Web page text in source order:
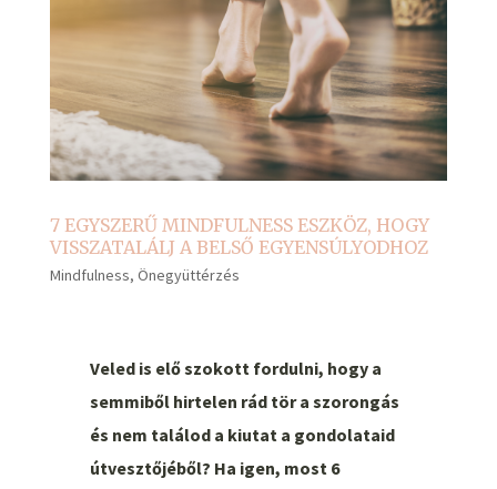
7 EGYSZERŰ MINDFULNESS ESZKÖZ, HOGY
VISSZATALÁLJ A BELSŐ EGYENSÚLYODHOZ
Mindfulness, Önegyüttérzés
Veled is elő szokott fordulni, hogy a
semmiből hirtelen rád tör a szorongás
és nem találod a kiutat a gondolataid
útvesztőjéből? Ha igen, most 6